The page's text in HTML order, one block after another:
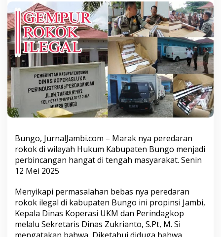
m
u
r
D
i
K
a
b
u
p
a
e
n
u
n
g
o
i
n
a
s
K
Bungo, JurnalJambi.com – Marak nya peredaran
rokok di wilayah Hukum Kabupaten Bungo menjadi
perbincangan hangat di tengah masyarakat. Senin
12 Mei 2025
Menyikapi permasalahan bebas nya peredaran
rokok ilegal di kabupaten Bungo ini propinsi Jambi,
Kepala Dinas Koperasi UKM dan Perindagkop
melalu Sekretaris Dinas Zukrianto, S.Pt, M. Si